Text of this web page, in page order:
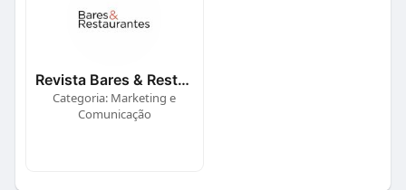
Revista Bares & Restaurantes
Categoria: Marketing e
Comunicação